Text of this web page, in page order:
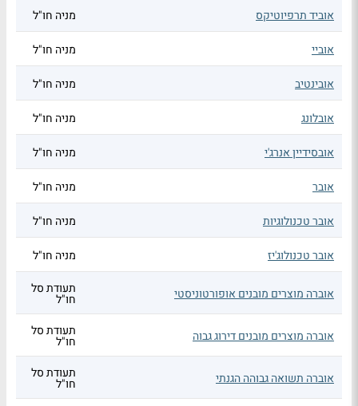
אוביד תרפיוטיקס מניה חו"ל
אוביי מניה חו"ל
אובינטיב מניה חו"ל
אובלונג מניה חו"ל
אובסידיין אנרג'י מניה חו"ל
אובר מניה חו"ל
אובר טכנולוגיות מניה חו"ל
אובר טכנולוג'יז מניה חו"ל
אוברה מוצרים מובנים אופורטוניסטי תעודת סל
חו"ל
אוברה מוצרים מובנים דירוג גבוה תעודת סל
חו"ל
אוברה תשואה גבוהה הגנתי תעודת סל
חו"ל